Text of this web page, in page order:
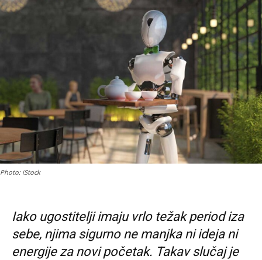
Photo: iStock
Iako ugostitelji imaju vrlo težak period iza
sebe, njima sigurno ne manjka ni ideja ni
energije za novi početak. Takav slučaj je